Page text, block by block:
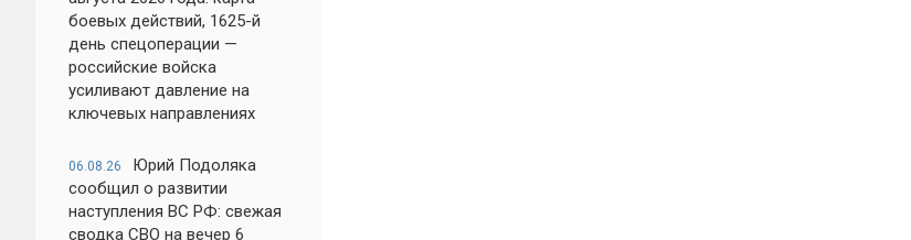
боевых действий, 1625-й
день спецоперации —
российские войска
усиливают давление на
ключевых направлениях
06.08.26
Юрий Подоляка
сообщил о развитии
наступления ВС РФ: свежая
сводка СВО на вечер 6